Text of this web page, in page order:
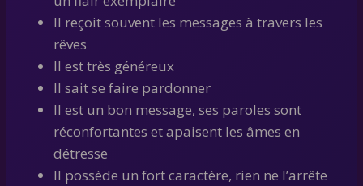
Il reçoit souvent les messages à travers les
rêves
Il est très généreux
Il sait se faire pardonner
Il est un bon message, ses paroles sont
réconfortantes et apaisent les âmes en
détresse
Il possède un fort caractère, rien ne l’arrête